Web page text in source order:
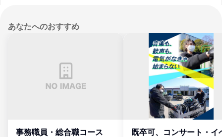
あなたへのおすすめ
事務職員・総合職コース
既卒可、コンサート・イ